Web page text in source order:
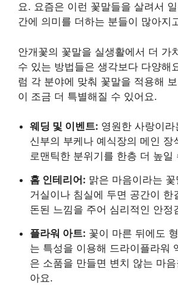
요. 요즘은 이런 꽃말들을 살려서
간에 의미를 더하는 분들이 많아지
안개꽃의 꽃말을 실생활에서 더 가
수 있는 방법들은 생각보다 다양해
럼 각 분야에 맞춰 꽃말을 적용해
이 조금 더 특별해질 수 있어요.
웨딩 및 이벤트: 영원한 사랑이
신부의 부케나 예식장의 메인 장
로맨틱한 분위기를 한층 더 높일
홈 인테리어: 맑은 마음이라는
거실이나 침실에 두면 공간이 한
돈된 느낌을 주어 심리적인 안정
플라워 아트: 꽃이 마른 뒤에도
는 특성을 이용해 드라이플라워
은 소품을 만들면 변치 않는 마
아요.